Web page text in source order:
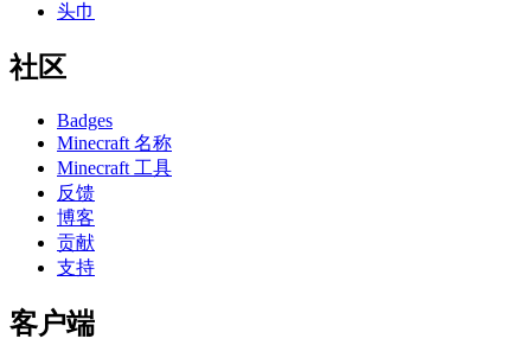
头巾
社区
Badges
Minecraft 名称
Minecraft 工具
反馈
博客
贡献
支持
客户端